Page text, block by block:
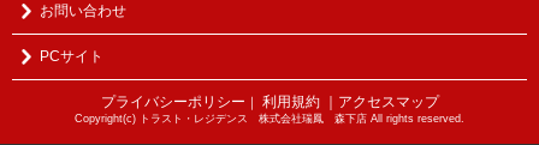
お問い合わせ
PCサイト
プライバシーポリシー 利用規約 ｜アクセスマップ
Copyright(c) トラスト・レジデンス 株式会社瑞鳳 森下店 All rights reserved.